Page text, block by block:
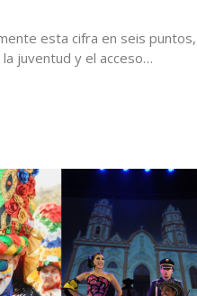
esta cifra en seis puntos,
juventud y el acceso…